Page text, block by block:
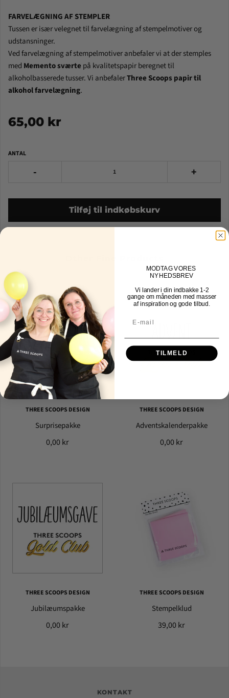
FARVELÆGNING AF STEMPLER
Tussen er især velegnet til farvelægning af stempelmotiver og
udstansninger.
Ved farvelægning af stempelmotiver anbefaler vi at der stemples
med Memento sværte på kvalitetspapir beregnet til
alkoholbasserede tusser.Vi anbefalerThree Scoops papir til
alkohol farvelægning.
65,00 kr
ANTAL
- +
Tilføj til indkøbskurv
THREE SCOOPS DESIGN
Surprisepakke
0,00 kr
THREE SCOOPS DESIGN
Adventskalenderpakke
0,00 kr
THREE SCOOPS DESIGN
Jubilæumspakke
0,00 kr
THREE SCOOPS DESIGN
Stempelklud
39,00 kr
KONTAKT
MODTAG VORES
NYHEDSBREV
Vi lander i din indbakke 1-2
gange om måneden med masser
af inspiration og gode tilbud.
TILMELD